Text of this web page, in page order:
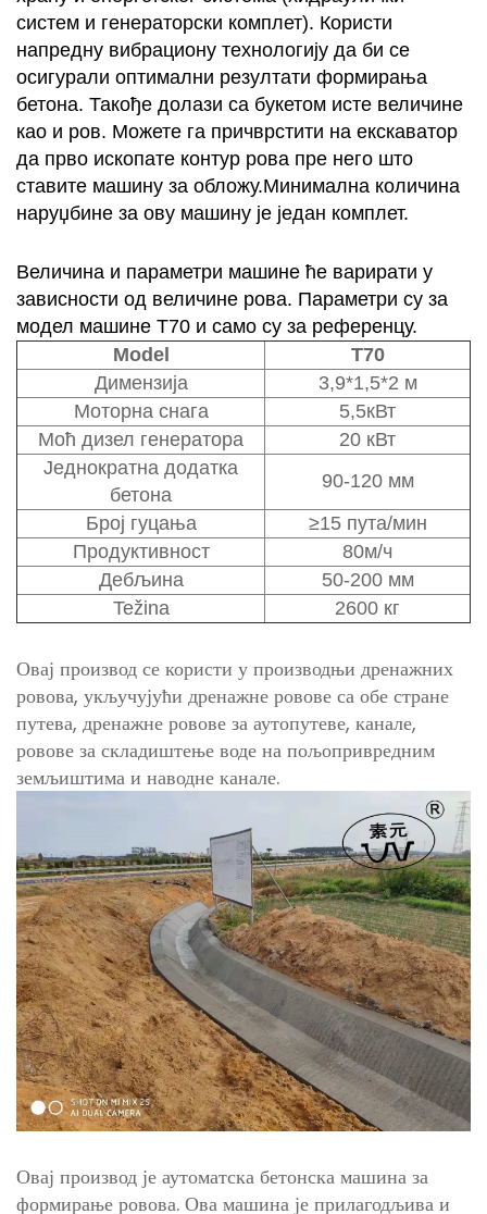
систем и генераторски комплет). Користи
напредну вибрациону технологију да би се
осигурали оптимални резултати формирања
бетона. Такође долази са букетом исте величине
као и ров. Можете га причврстити на екскаватор
да прво ископате контур рова пре него што
ставите машину за обложу.Минимална количина
наруџбине за ову машину је један комплет.
Величина и параметри машине ће варирати у
зависности од величине рова. Параметри су за
модел машине Т70 и само су за референцу.
Model
Т70
Димензија
3,9*1,5*2 м
Моторна снага
5,5кВт
Моћ дизел генератора
20 кВт
Једнократна додатка
бетона
90-120 мм
Број гуцања
≥15 пута/мин
Продуктивност
80м/ч
Дебљина
50-200 мм
Težina
2600 кг
Овај производ се користи у производњи дренажних
ровова, укључујући дренажне ровове са обе стране
путева, дренажне ровове за аутопутеве, канале,
ровове за складиштење воде на пољопривредним
земљиштима и наводне канале.
Овај производ је аутоматска бетонска машина за
формирање ровова. Ова машина је прилагодљива и